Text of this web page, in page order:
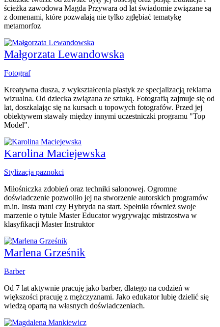
ścieżka zawodowa Magda Przywara od lat świadomie związane są
z domenami, które pozwalają nie tylko zgłębiać tematykę
metamorfoz
Małgorzata Lewandowska
Fotograf
Kreatywna dusza, z wykształcenia plastyk ze specjalizacją reklama
wizualna. Od dziecka związana ze sztuką. Fotografią zajmuje się od
lat, doszkalając się na kursach u topowych fotografów. Przed jej
obiektywem stawały między innymi uczestniczki programu "Top
Model".
Karolina Maciejewska
Stylizacja paznokci
Miłośniczka zdobień oraz techniki salonowej. Ogromne
doświadczenie pozwoliło jej na stworzenie autorskich programów
m.in. Insta mani czy Hybryda na start. Spełniła również swoje
marzenie o tytule Master Educator wygrywając mistrzostwa w
klasyfikacji Master Instruktor
Marlena Grześnik
Barber
Od 7 lat aktywnie pracuję jako barber, dlatego na codzień w
większości pracuję z mężczyznami. Jako edukator lubię dzielić się
wiedzą opartą na własnych doświadczeniach.